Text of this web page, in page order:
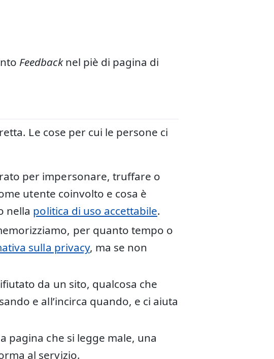
Feedbacknel piè di pagina di
Le cose per cui le persone ci
per impersonare, truffare o
utente coinvolto e cosa è
nella politica di uso accettabile.
per quanto tempo o
sulla privacy, ma se non
da un sito, qualcosa che
e all’incirca quando, e ci aiuta
pagina che si legge male, una
al servizio.